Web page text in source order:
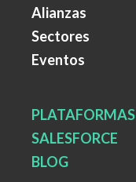
Alianzas
Sectores
Eventos
PLATAFORMAS
SALESFORCE
BLOG